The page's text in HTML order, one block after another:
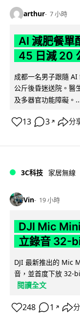
arthur 7 小時
AI 減肥餐
45 日減 20
成都一名男子跟隨
公斤後昏迷送院。醫
及多器官功能障礙。
13 3 ↗ 分
3C科技 家居無線
Vin 19 小時
DJI Mic
立錄音 32-
DJI 最新推出的 Mic
音，並首度下放 32-
閱讀全文
248 1 ↗